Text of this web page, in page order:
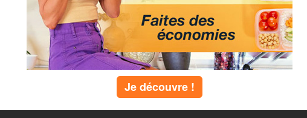
nutritionnistes, dénoncent les pièges du
Ils exposent les techniques commerciales
consommateurs. Vous trouverez ci-dessous leurs
Jean-Michel Cohen et PatrickJe découvre !